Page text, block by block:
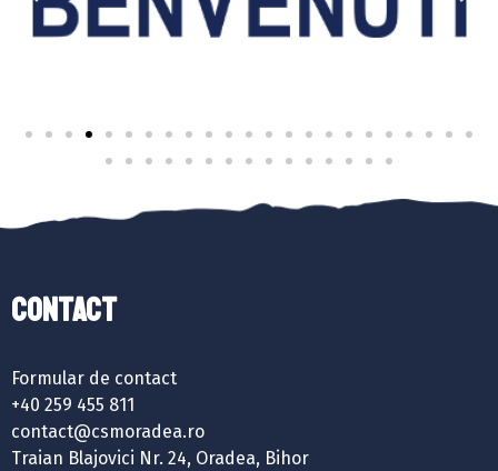
Contact
Formular de contact
+40 259 455 811
contact@csmoradea.ro
Traian Blajovici Nr. 24, Oradea, Bihor